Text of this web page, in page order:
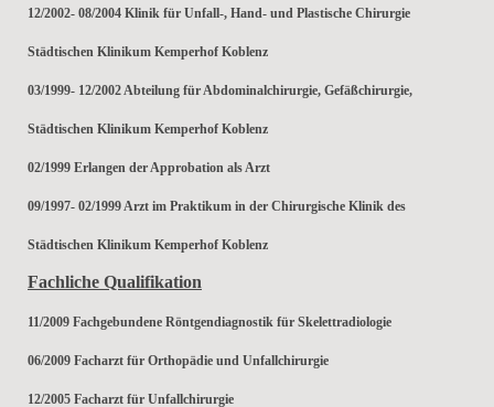
12/2002- 08/2004 Klinik für Unfall-, Hand- und Plastische Chirurgie
Städtischen Klinikum Kemperhof Koblenz
03/1999- 12/2002 Abteilung für Abdominalchirurgie, Gefäßchirurgie,
Städtischen Klinikum Kemperhof Koblenz
02/1999 Erlangen der Approbation als Arzt
09/1997- 02/1999 Arzt im Praktikum in der Chirurgische Klinik des
Städtischen Klinikum Kemperhof Koblenz
Fachliche Qualifikation
11/2009 Fachgebundene Röntgendiagnostik für Skelettradiologie
06/2009 Facharzt für Orthopädie und Unfallchirurgie
12/2005 Facharzt für Unfallchirurgie